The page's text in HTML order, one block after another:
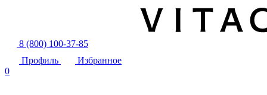
8 (800) 100-37-85
Профиль
Избранное
0